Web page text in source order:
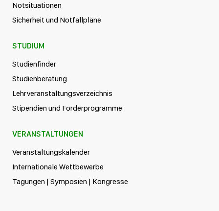
Notsituationen
Sicherheit und Notfallpläne
STUDIUM
Studienfinder
Studienberatung
Lehrveranstaltungsverzeichnis
Stipendien und Förderprogramme
VERANSTALTUNGEN
Veranstaltungskalender
Internationale Wettbewerbe
Tagungen | Symposien | Kongresse